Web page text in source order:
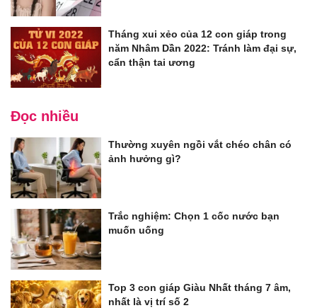
Tháng xui xẻo của 12 con giáp trong
năm Nhâm Dần 2022: Tránh làm đại sự,
cẩn thận tai ương
Đọc nhiều
Thường xuyên ngồi vắt chéo chân có
ảnh hưởng gì?
Trắc nghiệm: Chọn 1 cốc nước bạn
muốn uống
Top 3 con giáp Giàu Nhất tháng 7 âm,
nhất là vị trí số 2